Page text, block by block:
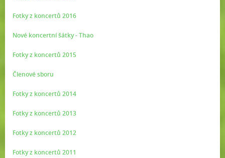
Fotky z koncertů 2016
Nové koncertní šátky - Thao
Fotky z koncertů 2015
Členové sboru
Fotky z koncertů 2014
Fotky z koncertů 2013
Fotky z koncertů 2012
Fotky z koncertů 2011